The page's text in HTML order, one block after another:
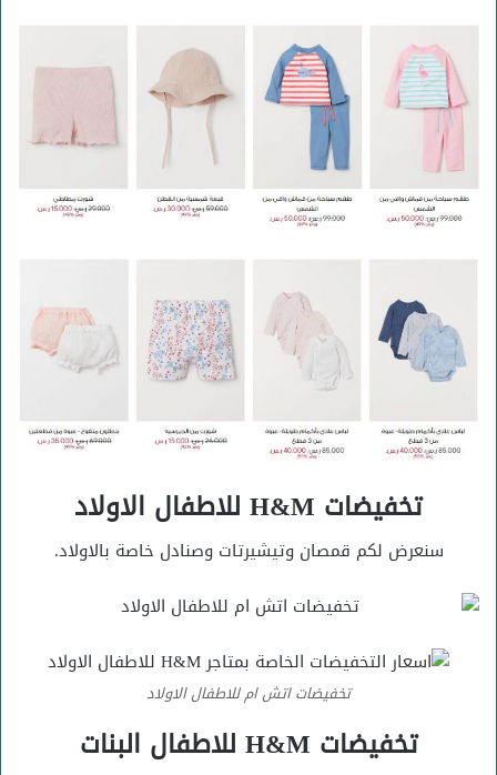
تخفيضات H&M للاطفال الاولاد
سنعرض لكم قمصان وتيشيرتات وصنادل خاصة بالاولاد.
تخفيضات اتش ام للاطفال الاولاد
تخفيضات H&M للاطفال البنات